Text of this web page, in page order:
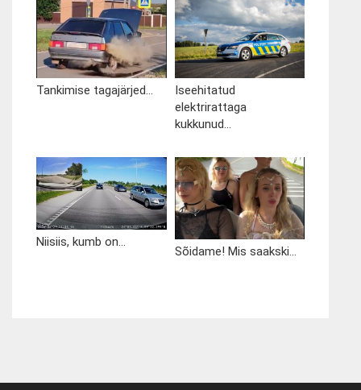
Tankimise tagajärjed...
Iseehitatud
elektrirattaga
kukkunud...
Niisiis, kumb on...
Sõidame! Mis saakski...